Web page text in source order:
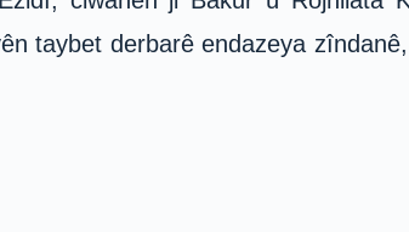
taybet derbarê endazeya